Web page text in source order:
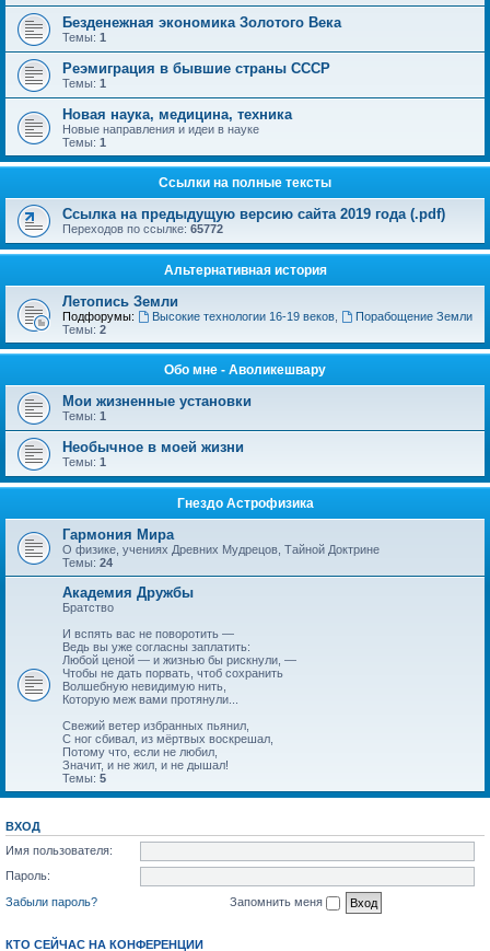
Безденежная экономика Золотого Века
Темы: 1
Реэмиграция в бывшие страны СССР
Темы: 1
Новая наука, медицина, техника
Новые направления и идеи в науке
Темы: 1
Ссылки на полные тексты
Ссылка на предыдущую версию сайта 2019 года (.pdf)
Переходов по ссылке: 65772
Альтернативная история
Летопись Земли
Подфорумы: Высокие технологии 16-19 веков,
Порабощение Земли
Темы: 2
Обо мне - Аволикешвару
Мои жизненные установки
Темы: 1
Необычное в моей жизни
Темы: 1
Гнездо Астрофизика
Гармония Мира
О физике, учениях Древних Мудрецов, Тайной Доктрине
Темы: 24
Академия Дружбы
Братство
И вспять вас не поворотить —
Ведь вы уже согласны заплатить:
Любой ценой — и жизнью бы рискнули, —
Чтобы не дать порвать, чтоб сохранить
Волшебную невидимую нить,
Которую меж вами протянули...
Свежий ветер избранных пьянил,
С ног сбивал, из мёртвых воскрешал,
Потому что, если не любил,
Значит, и не жил, и не дышал!
Темы: 5
ВХОД
Имя пользователя:
Пароль:
Забыли пароль?
Запомнить меня
КТО СЕЙЧАС НА КОНФЕРЕНЦИИ